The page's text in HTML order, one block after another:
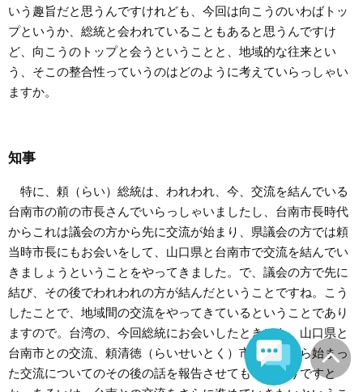
いう趣旨だと思うんですけれども、今回は向こうのいわばトッ
プというか、総統と会われていることもあると思うんですけ
ど、向こうのトップと会うということと、地域的な往来とい
う、そこの整合性っていうのはどのように考えていらっしゃい
ますか。
知事
特に、頼（らい）総統は、われわれ、今、交流を結んでいる
台南市の前の市長さんでいらっしゃいましたし、台南市長時代
からこれは議会の方から先に交流が始まり、県議会の方では頼
当時市長にもお会いをして、山口県と台南市で交流を結んでい
きましょうということをやってきました。で、議会の方で先に
結び、その後でわれわれの方が結んだということですね。こう
したことで、地域間の交流をやってきているということであり
ますので。台湾の、今回総統にお会いしたときにも、山口県と
台南市との交流、頼清徳（らいせいとく）市長時代から始まっ
た交流についてのその後の話を報告させてもらったりですと